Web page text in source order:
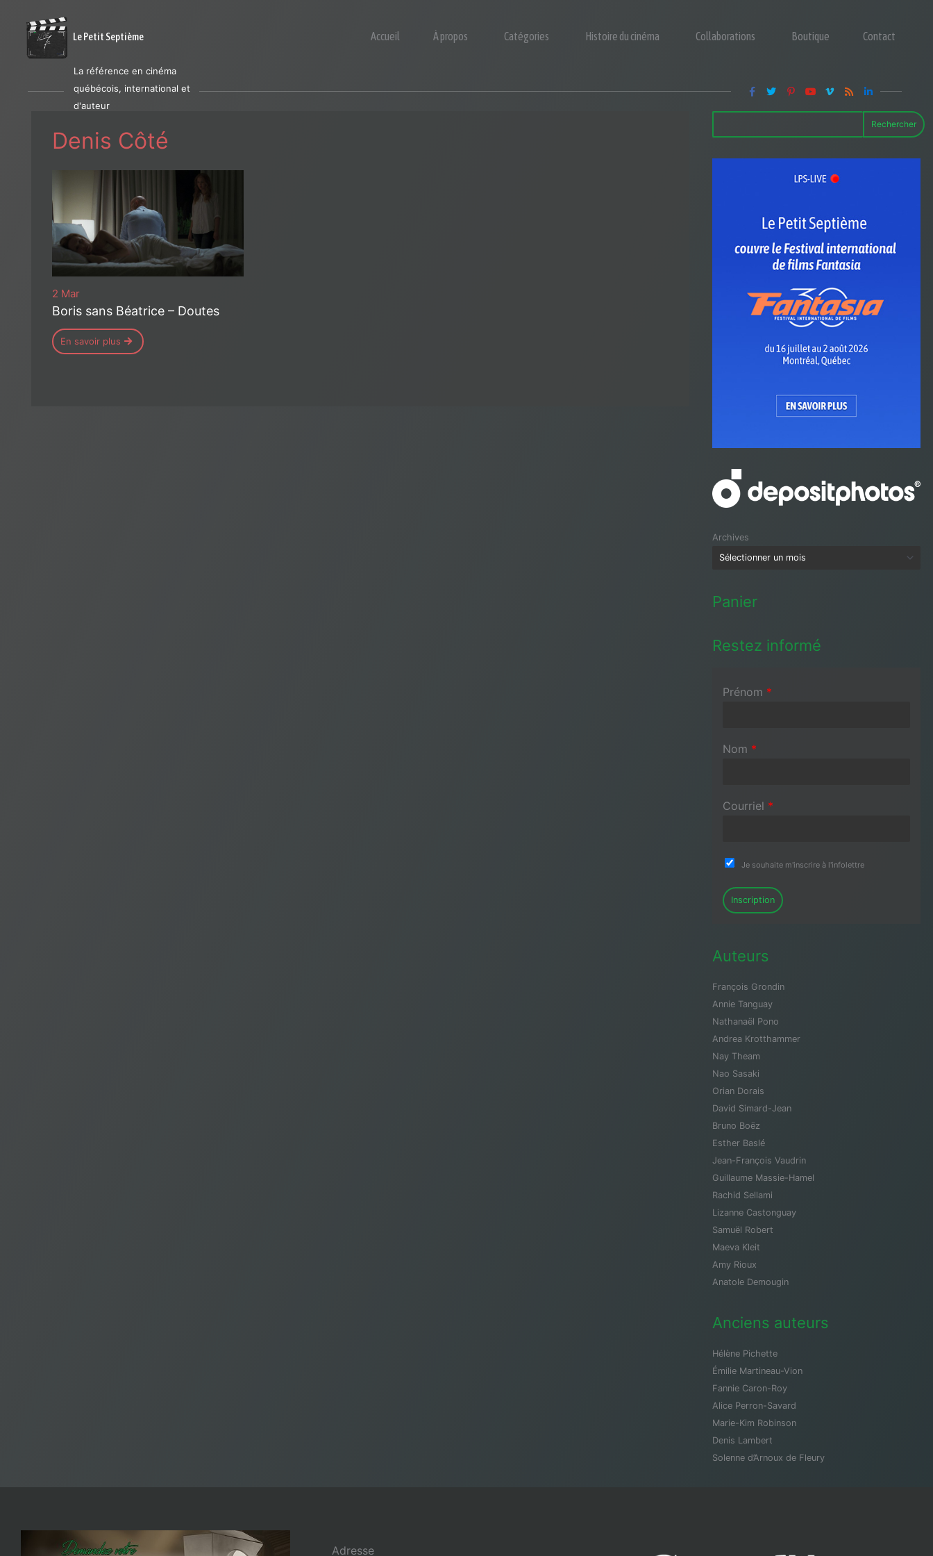
Le Petit Septième Accueil À propos Catégories Histoire du cinéma Collaborations Boutique Contact
La référence en cinéma
québécois, international et
d'auteur
Denis Côté
2 Mar
Boris sans Béatrice – Doutes
En savoir plus
Rechercher
Archives
Panier
Restez informé
Prénom *
Nom *
Courriel *
Je souhaite m'inscrire à l'infolettre
Inscription
Auteurs
François Grondin
Annie Tanguay
Nathanaël Pono
Andrea Krotthammer
Nay Theam
Nao Sasaki
Orian Dorais
David Simard-Jean
Bruno Boëz
Esther Baslé
Jean-François Vaudrin
Guillaume Massie-Hamel
Rachid Sellami
Lizanne Castonguay
Samuël Robert
Maeva Kleit
Amy Rioux
Anatole Demougin
Anciens auteurs
Hélène Pichette
Émilie Martineau-Vion
Fannie Caron-Roy
Alice Perron-Savard
Marie-Kim Robinson
Denis Lambert
Solenne d’Arnoux de Fleury
Adresse